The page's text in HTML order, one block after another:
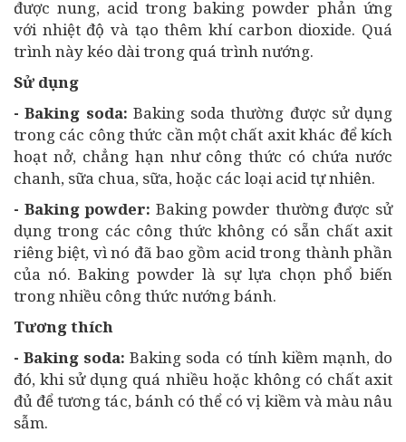
được nung, acid trong baking powder phản ứng
với nhiệt độ và tạo thêm khí carbon dioxide. Quá
trình này kéo dài trong quá trình nướng.
Sử dụng
- Baking soda: Baking soda thường được sử dụng
trong các công thức cần một chất axit khác để kích
hoạt nở, chẳng hạn như công thức có chứa nước
chanh, sữa chua, sữa, hoặc các loại acid tự nhiên.
- Baking powder: Baking powder thường được sử
dụng trong các công thức không có sẵn chất axit
riêng biệt, vì nó đã bao gồm acid trong thành phần
của nó. Baking powder là sự lựa chọn phổ biến
trong nhiều công thức nướng bánh.
Tương thích
- Baking soda: Baking soda có tính kiềm mạnh, do
đó, khi sử dụng quá nhiều hoặc không có chất axit
đủ để tương tác, bánh có thể có vị kiềm và màu nâu
sẫm.